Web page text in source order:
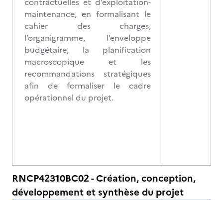
maintenance, en formalisant le
cahier des charges,
l’organigramme, l’enveloppe
budgétaire, la planification
macroscopique et les
recommandations stratégiques
afin de formaliser le cadre
opérationnel du projet.
RNCP42310BC02 - Création, conception,
développement et synthèse du projet